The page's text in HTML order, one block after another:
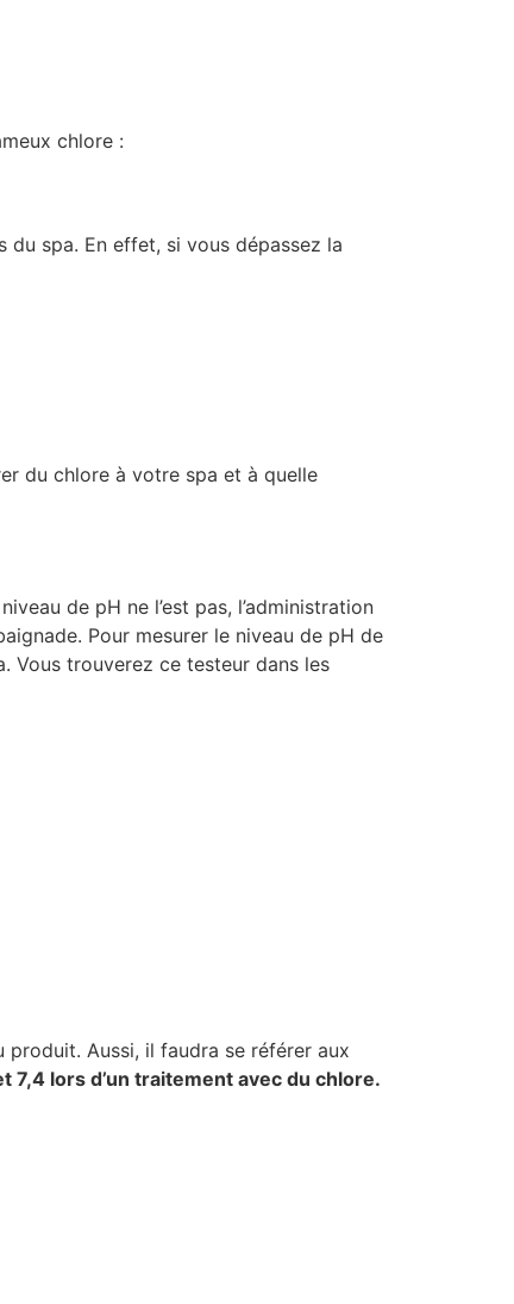
chlore :
du spa. En effet, si vous dépassez la
du chlore à votre spa et à quelle
de pH ne l’est pas, l’administration
Pour mesurer le niveau de pH de
Vous trouverez ce testeur dans les
produit. Aussi, il faudra se référer aux
lors d’un traitement avec du chlore.